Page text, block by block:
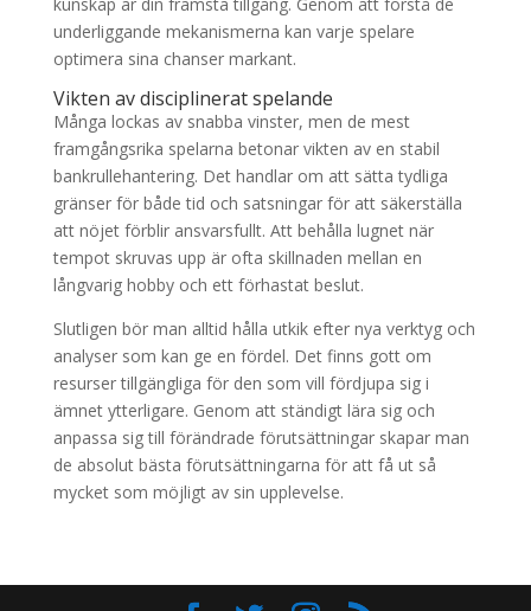
underliggande mekanismerna kan varje spelare
optimera sina chanser markant.
Vikten av disciplinerat spelande
Många lockas av snabba vinster, men de mest
framgångsrika spelarna betonar vikten av en stabil
bankrullehantering. Det handlar om att sätta tydliga
gränser för både tid och satsningar för att säkerställa
att nöjet förblir ansvarsfullt. Att behålla lugnet när
tempot skruvas upp är ofta skillnaden mellan en
långvarig hobby och ett förhastat beslut.
Slutligen bör man alltid hålla utkik efter nya verktyg och
analyser som kan ge en fördel. Det finns gott om
resurser tillgängliga för den som vill fördjupa sig i
ämnet ytterligare. Genom att ständigt lära sig och
anpassa sig till förändrade förutsättningar skapar man
de absolut bästa förutsättningarna för att få ut så
mycket som möjligt av sin upplevelse.